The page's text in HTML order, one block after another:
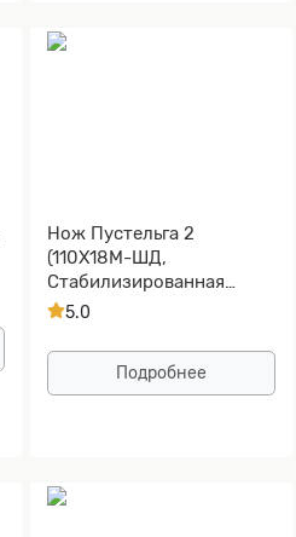
Нож Пустельга 2
(110Х18М-ШД,
Стабилизированная
карельская береза синяя,
5.0
Подробнее